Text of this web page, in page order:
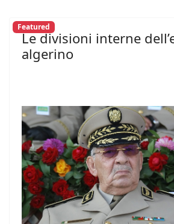
Featured
Le divisioni interne
algerino